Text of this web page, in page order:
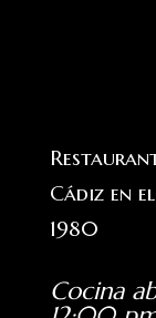
Cádiz en
1980
Cocina